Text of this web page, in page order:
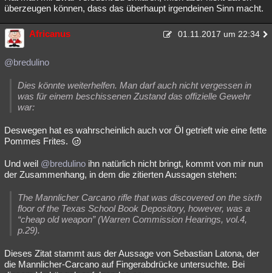
überzeugen können, dass das überhaupt irgendeinen Sinn macht.
Africanus 01.11.2017 um 22:34
@bredulino
Dies könnte weiterhelfen. Man darf auch nicht vergessen in
was für einem beschissenen Zustand das offizielle Gewehr
war:
Deswegen hat es wahrscheinlich auch vor Öl getrieft wie eine fette
Pommes Frites.
Und weil @bredulino ihn natürlich nicht bringt, kommt von mir nun
der Zusammenhang, in dem die zitierten Aussagen stehen:
The Mannlicher Carcano rifle that was discovered on the sixth
floor of the Texas School Book Depository, however, was a
“cheap old weapon” (Warren Commission Hearings, vol.4,
p.29).
Dieses Zitat stammt aus der Aussage von Sebastian Latona, der
die Mannlicher-Carcano auf Fingerabdrücke untersuchte. Bei